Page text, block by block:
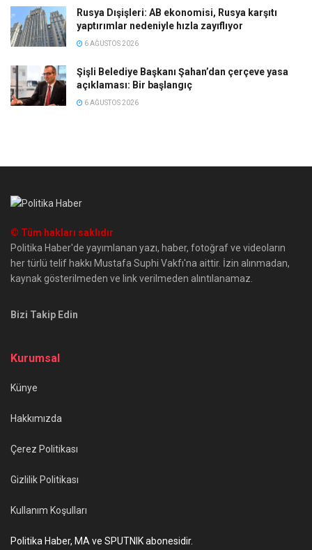
Rusya Dışişleri: AB ekonomisi, Rusya karşıtı
yaptırımlar nedeniyle hızla zayıflıyor
6 AĞUSTOS 2026
Şişli Belediye Başkanı Şahan’dan çerçeve yasa
açıklaması: Bir başlangıç
6 AĞUSTOS 2026
© Tüm hakları saklıdır
Politika Haber'de yayımlanan yazı, haber, fotoğraf ve videoların
her türlü telif hakkı Mustafa Suphi Vakfı'na aittir. İzin alınmadan,
kaynak gösterilmeden ve link verilmeden alıntılanamaz.
Bizi Takip Edin
Kurumsal
Künye
Hakkımızda
Çerez Politikası
Gizlilik Politikası
Kullanım Koşulları
Politika Haber, MA ve SPUTNIK abonesidir.